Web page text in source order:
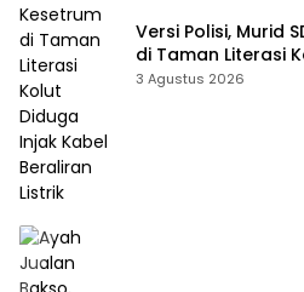
Versi Polisi, Murid
di Taman Literasi
Beraliran Listrik
3 Agustus 2026